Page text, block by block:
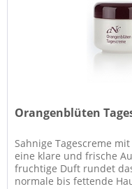
Orangenblüten
Sahnige Tagescreme
eine klare und frische
fruchtige Duft rundet
normale bis fettende